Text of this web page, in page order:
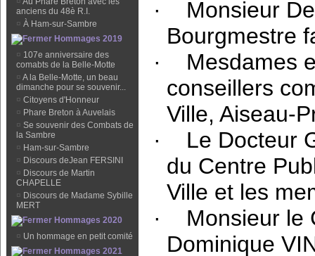
anciens du 48è R.I.
¤ À Ham-sur-Sambre
Hommages 2019
¤ 107e anniversaire des
comabts de la Belle-Motte
¤ A la Belle-Motte, un beau
dimanche pour se souvenir...
¤ Citoyens d'Honneur
¤ Phare Breton à Auvelais
¤ Se souvenir des Combats de
la Sambre
¤ Ham-sur-Sambre
¤ Discours deJean FERSINI
¤ Discours de Martin
CHAPELLE
¤ Discours de Madame Sybille
MERT
Hommages 2020
¤ Un hommage en petit comité
Hommages 2021
·
Monsieur
Bourgmestre
·
Mesdames
conseillers
Ville, Aiseau-
·
Le Docteur
du Centre
Ville et les
·
Monsieur le
Dominique